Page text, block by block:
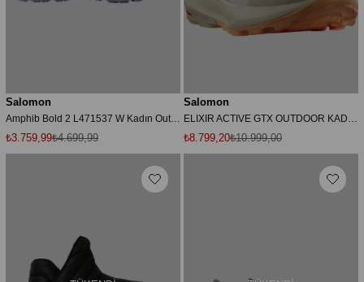
Salomon
Amphib Bold 2 L471537 W Kadın Outdoor Ayakkabı - MAVİ
₺3.759,99₺4.699,99
Salomon
ELIXIR ACTIVE GTX OUTDOOR KADIN AYAKKABI
₺8.799,20₺10.999,00